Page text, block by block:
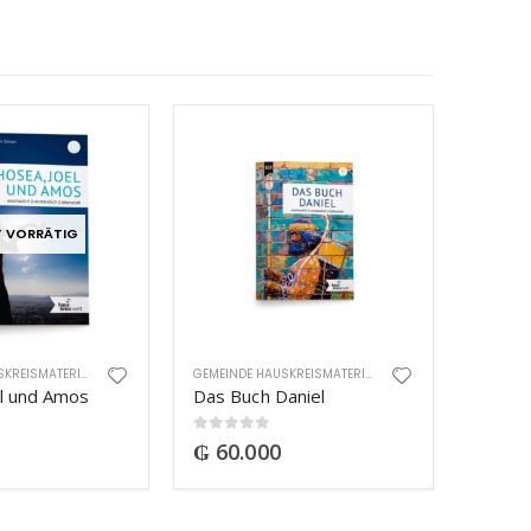
VORRÄTIG
GEMEINDE HAUSKREISMATERIAL
und Amos
GEMEINDE HAUSKREISMATERIAL
Das Buch Daniel
0out of 5
₲ 60.000